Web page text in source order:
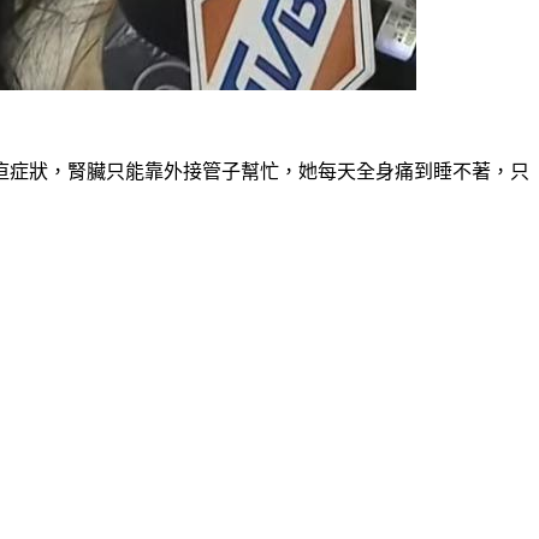
狀，腎臟只能靠外接管子幫忙，她每天全身痛到睡不著，只